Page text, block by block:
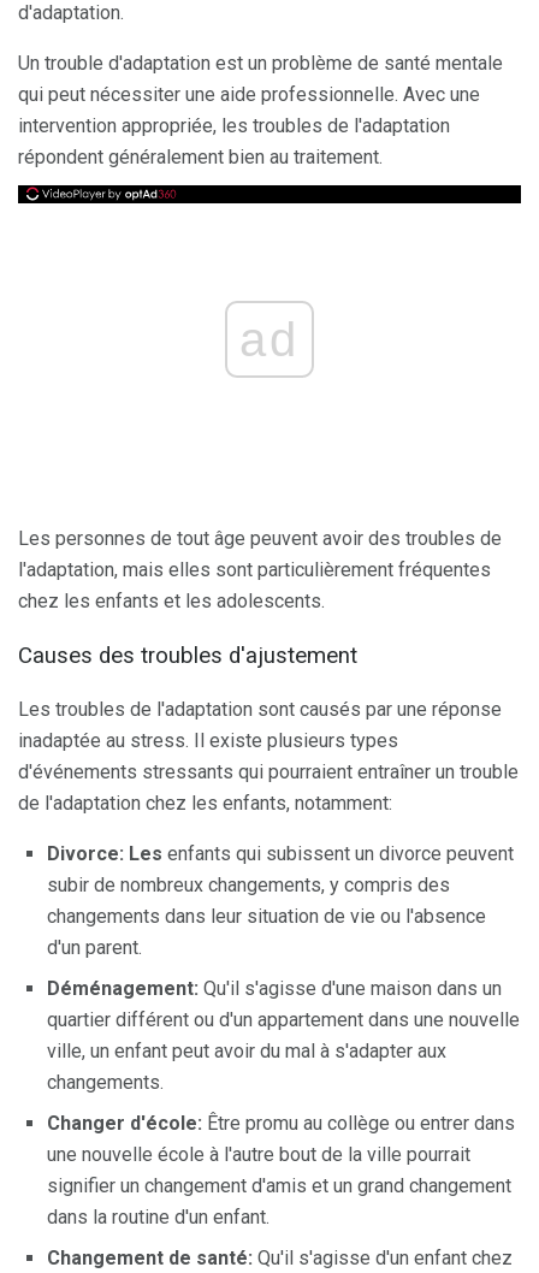
d'adaptation.
Un trouble d'adaptation est un problème de santé mentale
qui peut nécessiter une aide professionnelle. Avec une
intervention appropriée, les troubles de l'adaptation
répondent généralement bien au traitement.
ad
Les personnes de tout âge peuvent avoir des troubles de
l'adaptation, mais elles sont particulièrement fréquentes
chez les enfants et les adolescents.
Causes des troubles d'ajustement
Les troubles de l'adaptation sont causés par une réponse
inadaptée au stress. Il existe plusieurs types
d'événements stressants qui pourraient entraîner un trouble
de l'adaptation chez les enfants, notamment:
Divorce: Les enfants qui subissent un divorce peuvent
subir de nombreux changements, y compris des
changements dans leur situation de vie ou l'absence
d'un parent.
Déménagement: Qu'il s'agisse d'une maison dans un
quartier différent ou d'un appartement dans une nouvelle
ville, un enfant peut avoir du mal à s'adapter aux
changements.
Changer d'école: Être promu au collège ou entrer dans
une nouvelle école à l'autre bout de la ville pourrait
signifier un changement d'amis et un grand changement
dans la routine d'un enfant.
Changement de santé: Qu'il s'agisse d'un enfant chez